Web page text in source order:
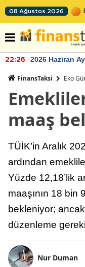
08 Ağustos 2026
22:26 2026 Haziran
FinansTaksi Eko
maaş
TÜİK’in Aralık
ardından
Yüzde 12,18’lik
maaşının 18 bin
bekleniyor;
düzenleme
Nur Duman